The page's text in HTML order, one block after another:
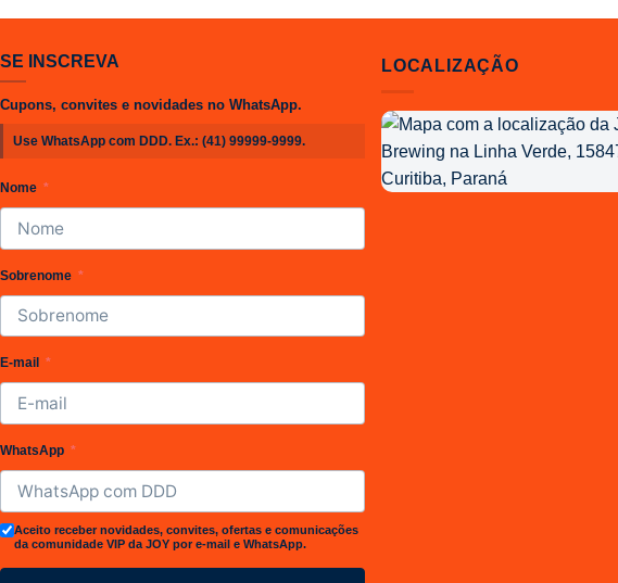
SE INSCREVA
Cupons, convites e novidades no WhatsApp.
Use WhatsApp com DDD. Ex.: (41) 99999-9999.
Nome
Sobrenome
E-mail
WhatsApp
Aceito receber novidades, convites, ofertas e comunicações
da comunidade VIP da JOY por e-mail e WhatsApp.
LOCALIZAÇÃO
Localização
da
Joy